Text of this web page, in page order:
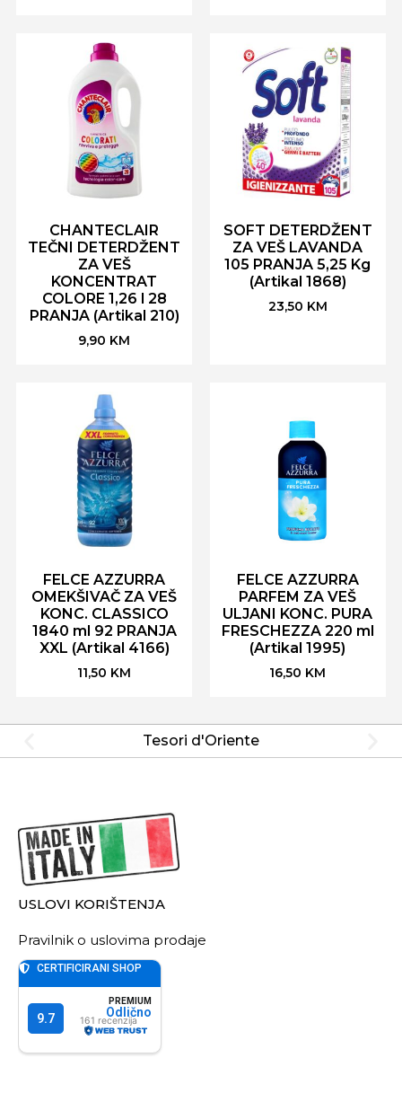
CHANTECLAIR
TEČNI DETERDŽENT
ZA VEŠ
KONCENTRAT
COLORE 1,26 l 28
PRANJA (Artikal 210)
9,90 KM
SOFT DETERDŽENT
ZA VEŠ LAVANDA
105 PRANJA 5,25 Kg
(Artikal 1868)
23,50 KM
FELCE AZZURRA
OMEKŠIVAČ ZA VEŠ
KONC. CLASSICO
1840 ml 92 PRANJA
XXL (Artikal 4166)
11,50 KM
FELCE AZZURRA
PARFEM ZA VEŠ
ULJANI KONC. PURA
FRESCHEZZA 220 ml
(Artikal 1995)
16,50 KM
Tesori d'Oriente
USLOVI KORIŠTENJA
Pravilnik o uslovima prodaje